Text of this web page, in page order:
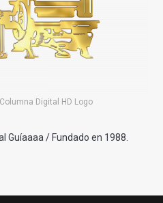
Columna Digital HD Logo
Guíaaaa / Fundado en 1988.